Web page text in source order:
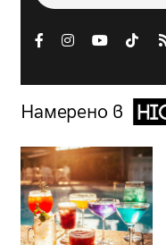
Намерено в